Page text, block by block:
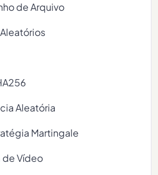
de Arquivo
Aleatória
Martingale
de Vídeo